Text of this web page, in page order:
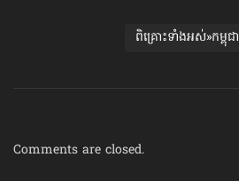
ពិគ្រោះទាំងអស់»កម្ពុជា
Comments are closed.